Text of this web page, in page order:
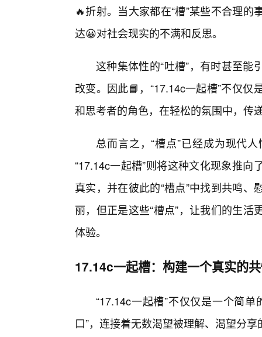
🔥折射。当大家都在“槽”某些不合理
达😀对社会现实的不满和反思。
这种集体性的“吐槽”，有时甚至
改变。因此📘，“17.14c一起槽”不仅
和思考者的角色，在轻松的氛围中，传
总而言之，“槽点”已经成为现代
“17.14c一起槽”则将这种文化现象推
真实，并在彼此的“槽点”中找到共鸣
丽，但正是这些“槽点”，让我们的生
体验。
17.14c一起槽：构建一个真实的
“17.14c一起槽”不仅仅是一个简
口”，连接着无数渴望被理解、渴望分